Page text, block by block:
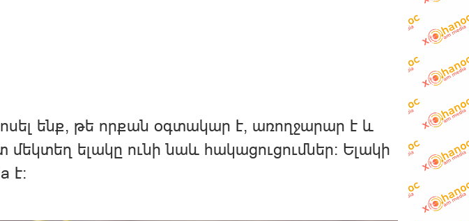
ենք, թե որքան օգտակար է, առողջարար է և
մեկտեղ ելակը ունի նաև հակացուցումներ։ Ելակի
է: